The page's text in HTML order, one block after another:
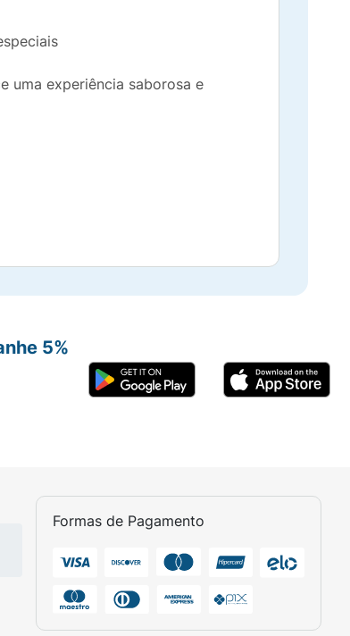
uma experiência saborosa e
Formas de Pagamento
5%